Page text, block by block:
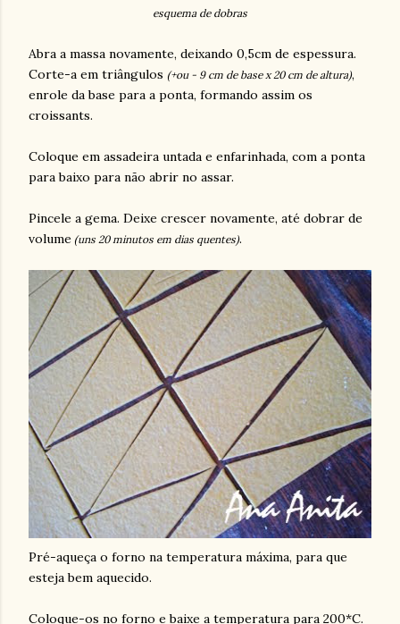
esquema de dobras
Abra a massa novamente, deixando 0,5cm de espessura.
Corte-a em triângulos (+ou - 9 cm de base x 20 cm de altura),
enrole da base para a ponta, formando assim os
croissants.
Coloque em assadeira untada e enfarinhada, com a ponta
para baixo para não abrir no assar.
Pincele a gema. Deixe crescer novamente, até dobrar de
volume (uns 20 minutos em dias quentes).
Pré-aqueça o forno na temperatura máxima, para que
esteja bem aquecido.
Coloque-os no forno e baixe a temperatura para 200*C.